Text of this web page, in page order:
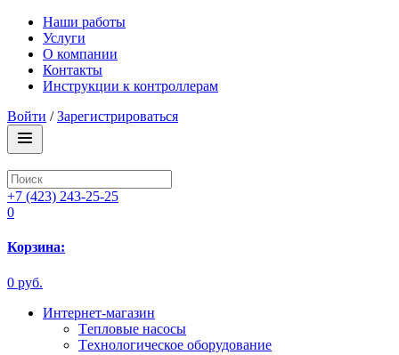
Наши работы
Услуги
О компании
Контакты
Инструкции к контроллерам
Войти /Зарегистрироваться
+7 (423) 243-25-25
0
Корзина:
0 руб.
Интернет-магазин
Tепловые насосы
Tехнологическое оборудование